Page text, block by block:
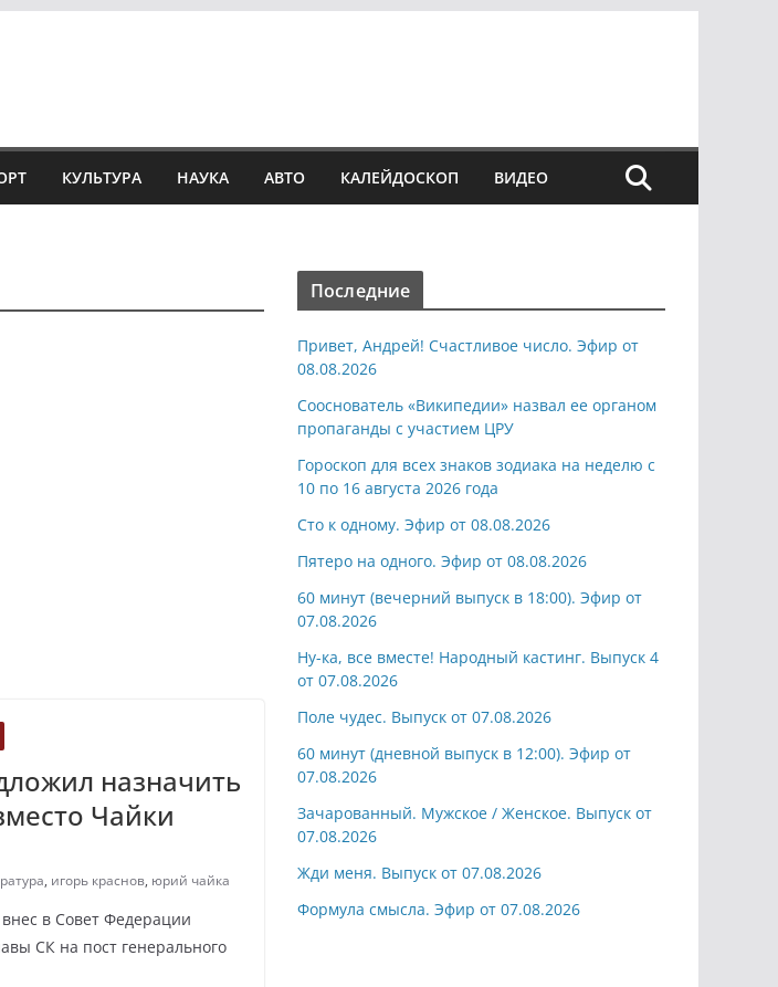
КУЛЬТУРА НАУКА АВТО КАЛЕЙДОСКОП ВИДЕО
назначить
Чайки
, игорь краснов, юрий чайка
в Совет Федерации
СК на пост генерального
Последние
Привет, Андрей! Счастливое число. Эфир от
08.08.2026
Сооснователь «Википедии» назвал ее органом
пропаганды с участием ЦРУ
Гороскоп для всех знаков зодиака на неделю с
10 по 16 августа 2026 года
Сто к одному. Эфир от 08.08.2026
Пятеро на одного. Эфир от 08.08.2026
60 минут (вечерний выпуск в 18:00). Эфир от
07.08.2026
Ну-ка, все вместе! Народный кастинг. Выпуск 4
от 07.08.2026
Поле чудес. Выпуск от 07.08.2026
60 минут (дневной выпуск в 12:00). Эфир от
07.08.2026
Зачарованный. Мужское / Женское. Выпуск от
07.08.2026
Жди меня. Выпуск от 07.08.2026
Формула смысла. Эфир от 07.08.2026